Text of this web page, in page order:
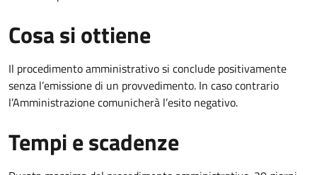
Cosa si ottiene
Il procedimento amministrativo si conclude positivamente
senza l’emissione di un provvedimento. In caso contrario
l’Amministrazione comunicherà l’esito negativo.
Tempi e scadenze